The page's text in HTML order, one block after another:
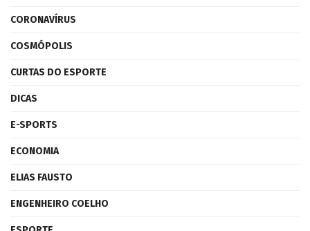
CORONAVÍRUS
COSMÓPOLIS
CURTAS DO ESPORTE
DICAS
E-SPORTS
ECONOMIA
ELIAS FAUSTO
ENGENHEIRO COELHO